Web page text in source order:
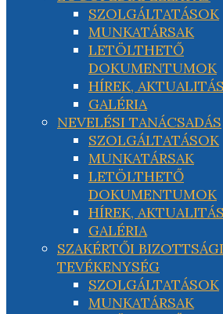
SZOLGÁLTATÁSOK
MUNKATÁRSAK
LETÖLTHETŐ
DOKUMENTUMOK
HÍREK,
GALÉRIA
NEVELÉSI TANÁCSADÁS
SZOLGÁLTATÁSOK
MUNKATÁRSAK
LETÖLTHETŐ
DOKUMENTUMOK
HÍREK,
GALÉRIA
SZAKÉRTŐI BIZOTTSÁGI
TEVÉKENYSÉG
SZOLGÁLTATÁSOK
MUNKATÁRSAK